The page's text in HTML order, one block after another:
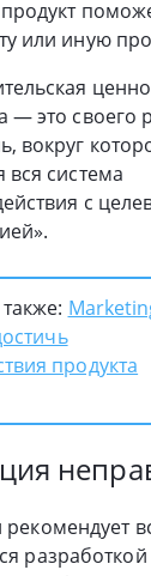
или иную
— это своего
вокруг
вся система
с
продукта
разработкой